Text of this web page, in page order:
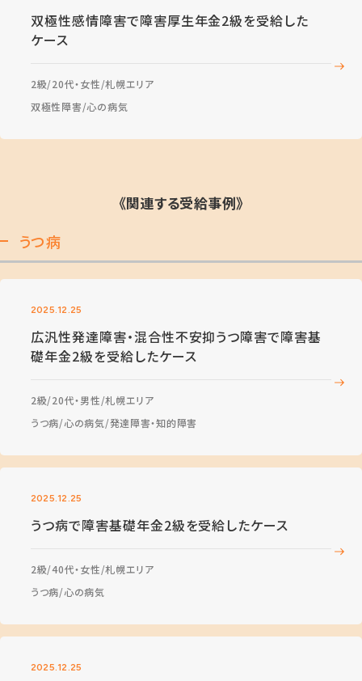
双極性感情障害で障害厚生年金2級を受給した
ケース
2級 20代・女性 札幌エリア
双極性障害 心の病気
《関連する受給事例》
うつ病
2025.12.25
広汎性発達障害・混合性不安抑うつ障害で障害基
礎年金2級を受給したケース
2級 20代・男性 札幌エリア
うつ病 心の病気 発達障害・知的障害
2025.12.25
うつ病で障害基礎年金2級を受給したケース
2級 40代・女性 札幌エリア
うつ病 心の病気
2025.12.25